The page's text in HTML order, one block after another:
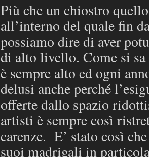
Più che un chiostro
all’interno del quale fin
possiamo dire di aver
di alto livello. Come si
è sempre alto ed ogni
delusi anche perché
offerte dallo spazio
artisti è sempre così
carenze. E’ stato così
suoi madrigali in